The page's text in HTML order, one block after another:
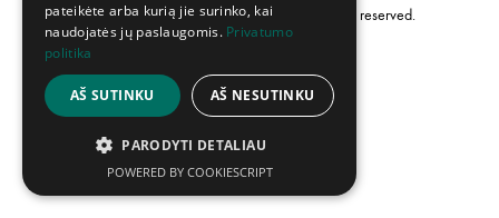
©2023 UAB „Creative Industries”. All rights reserved.
pateikėte arba kurią jie surinko, kai
naudojatės jų paslaugomis. Privatumo
politika
AŠ SUTINKU AŠ NESUTINKU
PARODYTI DETALIAU
POWERED BY COOKIESCRIPT